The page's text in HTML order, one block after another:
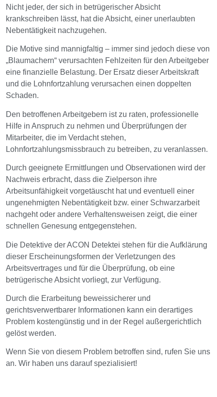
Nicht jeder, der sich in betrügerischer Absicht
krankschreiben lässt, hat die Absicht, einer unerlaubten
Nebentätigkeit nachzugehen.
Die Motive sind mannigfaltig – immer sind jedoch diese von
„Blaumachern“ verursachten Fehlzeiten für den Arbeitgeber
eine finanzielle Belastung. Der Ersatz dieser Arbeitskraft
und die Lohnfortzahlung verursachen einen doppelten
Schaden.
Den betroffenen Arbeitgebern ist zu raten, professionelle
Hilfe in Anspruch zu nehmen und Überprüfungen der
Mitarbeiter, die im Verdacht stehen,
Lohnfortzahlungsmissbrauch zu betreiben, zu veranlassen.
Durch geeignete Ermittlungen und Observationen wird der
Nachweis erbracht, dass die Zielperson ihre
Arbeitsunfähigkeit vorgetäuscht hat und eventuell einer
ungenehmigten Nebentätigkeit bzw. einer Schwarzarbeit
nachgeht oder andere Verhaltensweisen zeigt, die einer
schnellen Genesung entgegenstehen.
Die Detektive der ACON Detektei stehen für die Aufklärung
dieser Erscheinungsformen der Verletzungen des
Arbeitsvertrages und für die Überprüfung, ob eine
betrügerische Absicht vorliegt, zur Verfügung.
Durch die Erarbeitung beweissicherer und
gerichtsverwertbarer Informationen kann ein derartiges
Problem kostengünstig und in der Regel außergerichtlich
gelöst werden.
Wenn Sie von diesem Problem betroffen sind, rufen Sie uns
an. Wir haben uns darauf spezialisiert!